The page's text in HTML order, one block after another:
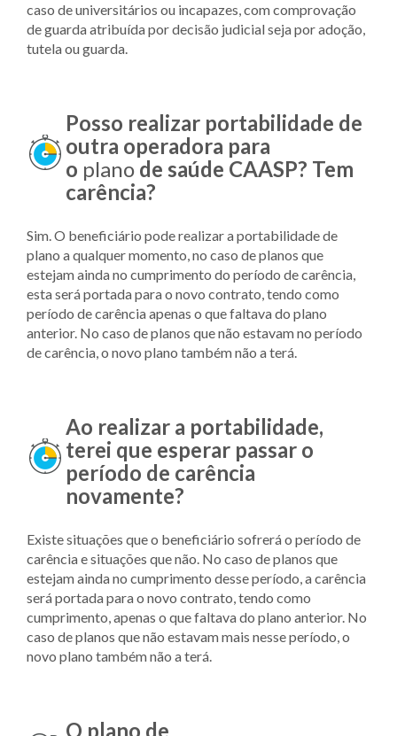
caso de universitários ou incapazes, com comprovação
de guarda atribuída por decisão judicial seja por adoção,
tutela ou guarda.
Posso realizar portabilidade de
outra operadora para
o plano de saúde CAASP? Tem
carência?
Sim. O beneficiário pode realizar a portabilidade de
plano a qualquer momento, no caso de planos que
estejam ainda no cumprimento do período de carência,
esta será portada para o novo contrato, tendo como
período de carência apenas o que faltava do plano
anterior. No caso de planos que não estavam no período
de carência, o novo plano também não a terá.
Ao realizar a portabilidade,
terei que esperar passar o
período de carência
novamente?
Existe situações que o beneficiário sofrerá o período de
carência e situações que não. No caso de planos que
estejam ainda no cumprimento desse período, a carência
será portada para o novo contrato, tendo como
cumprimento, apenas o que faltava do plano anterior. No
caso de planos que não estavam mais nesse período, o
novo plano também não a terá.
O plano de